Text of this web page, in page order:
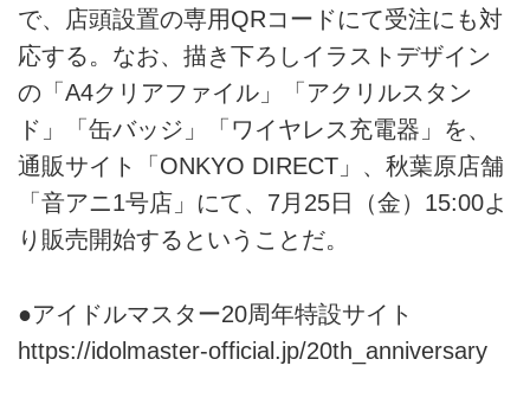
で、店頭設置の専用QRコードにて受注にも対
応する。なお、描き下ろしイラストデザイン
の「A4クリアファイル」「アクリルスタン
ド」「缶バッジ」「ワイヤレス充電器」を、
通販サイト「ONKYO DIRECT」、秋葉原店舗
「音アニ1号店」にて、7月25日（金）15:00よ
り販売開始するということだ。
●アイドルマスター20周年特設サイト
https://idolmaster-official.jp/20th_anniversary